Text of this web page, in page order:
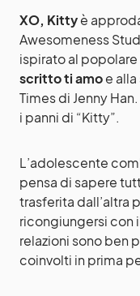
XO, Kittyè
Awesomeness
ispirato al
scritto ti amoe
Times di Jenny
i panni di “Kitty”.
L’adolescente
pensa di sapere
trasferita dall’altra
ricongiungersi con
relazioni sono ben
coinvolti in prima